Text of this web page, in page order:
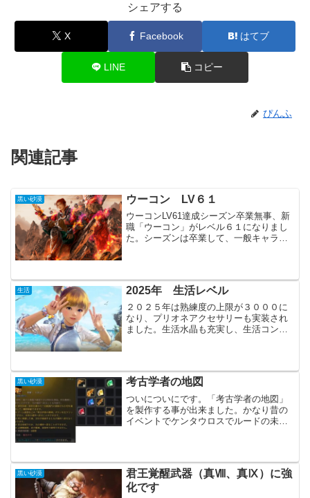
シェアする
X Facebook はてブ
LINE コピー
ぴんふ
関連記事
黒い砂漠 ウーコン LV６１
ウーコンLV61達成シーズン卒業無事、新
職「ウーコン」がレベル６１になりまし
た。シーズンは卒業して、一般キャラク
事は無かったのですが、...
生活 2025年 生活レベル
２０２５年は熟練度の上限が３０００に
なり、プリオネアクセサリーも実装され
ました。生活水晶も充実し、生活コンテ
MOB狩りには多少劣りま...
黒い砂漠 考古学者の地図
ついについにです。「考古学者の地図」
を製作する事が出来ました。かなり昔の
イベントでケンタウロスでルードの未知
用し、フィラクの未知の地図...
黒い砂漠
君王覚醒武器（真Ⅷ、真Ⅸ）に強
化です